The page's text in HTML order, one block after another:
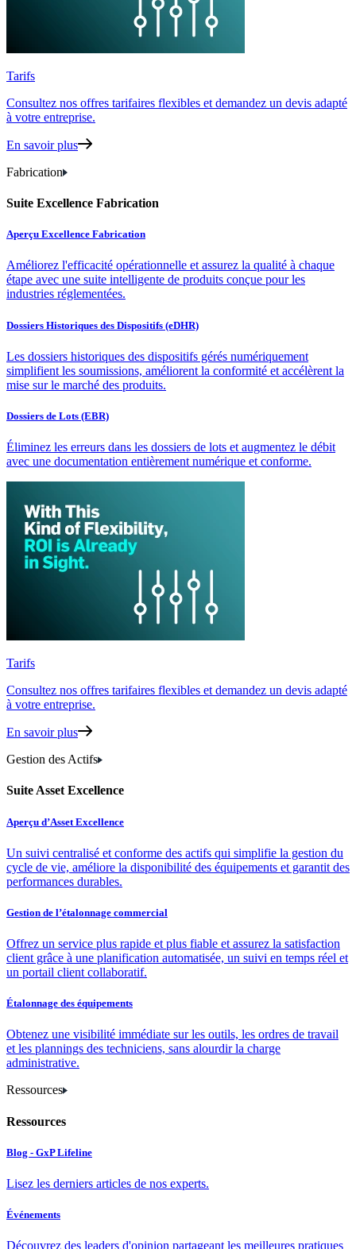
Tarifs
Consultez nos offres tarifaires flexibles et demandez un devis adapté
à votre entreprise.
En savoir plus
Fabrication
Suite Excellence Fabrication
Aperçu Excellence Fabrication
Améliorez l'efficacité opérationnelle et assurez la qualité à chaque
étape avec une suite intelligente de produits conçue pour les
industries réglementées.
Dossiers Historiques des Dispositifs (eDHR)
Les dossiers historiques des dispositifs gérés numériquement
simplifient les soumissions, améliorent la conformité et accélèrent la
mise sur le marché des produits.
Dossiers de Lots (EBR)
Éliminez les erreurs dans les dossiers de lots et augmentez le débit
avec une documentation entièrement numérique et conforme.
Tarifs
Consultez nos offres tarifaires flexibles et demandez un devis adapté
à votre entreprise.
En savoir plus
Gestion des Actifs
Suite Asset Excellence
Aperçu d’Asset Excellence
Un suivi centralisé et conforme des actifs qui simplifie la gestion du
cycle de vie, améliore la disponibilité des équipements et garantit des
performances durables.
Gestion de l’étalonnage commercial
Offrez un service plus rapide et plus fiable et assurez la satisfaction
client grâce à une planification automatisée, un suivi en temps réel et
un portail client collaboratif.
Étalonnage des équipements
Obtenez une visibilité immédiate sur les outils, les ordres de travail
et les plannings des techniciens, sans alourdir la charge
administrative.
Ressources
Ressources
Blog - GxP Lifeline
Lisez les derniers articles de nos experts.
Événements
Découvrez des leaders d'opinion partageant les meilleures pratiques